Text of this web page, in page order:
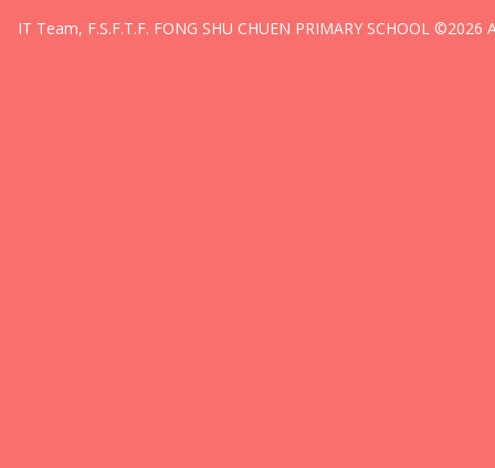
IT Team, F.S.F.T.F. FONG SHU CHUEN PRIMARY SCHOOL ©2026